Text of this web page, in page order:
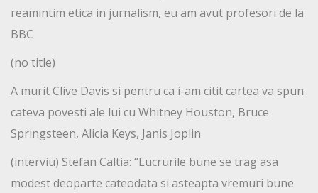
reamintim etica in jurnalism, eu am avut profesori de la
BBC
(no title)
A murit Clive Davis si pentru ca i-am citit cartea va spun
cateva povesti ale lui cu Whitney Houston, Bruce
Springsteen, Alicia Keys, Janis Joplin
(interviu) Stefan Caltia: “Lucrurile bune se trag asa
modest deoparte cateodata si asteapta vremuri bune